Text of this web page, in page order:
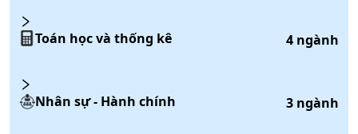
Toán học và thống kê 4 ngành
Nhân sự - Hành chính 3 ngành